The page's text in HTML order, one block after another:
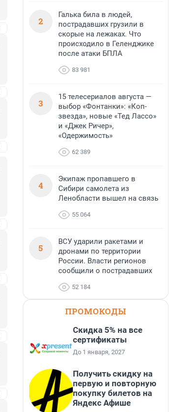
2
Галька била в людей,
пострадавших грузили в
скорые на лежаках. Что
происходило в Геленджике
после атаки БПЛА
83 981
3
15 телесериалов августа —
выбор «Фонтанки»: «Коп-
звезда», новые «Тед Лассо»
и «Джек Ричер»,
«Одержимость»
62 389
4
Экипаж пропавшего в
Сибири самолета из
Ленобласти вышел на связь
55 064
5
ВСУ ударили ракетами и
дронами по территории
России. Власти регионов
сообщили о пострадавших
52 184
ПРОМОКОДЫ
Скидка 5% на все
сертификаты
До 1 января, 2027
Получить скидку на
первую и повторную
покупку билетов на
Яндекс Афише